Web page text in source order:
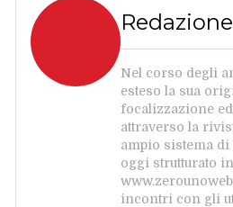
Nel corso degli
esteso la sua
focalizzazione
attraverso la
ampio sistema
oggi strutturato
incontri con gli